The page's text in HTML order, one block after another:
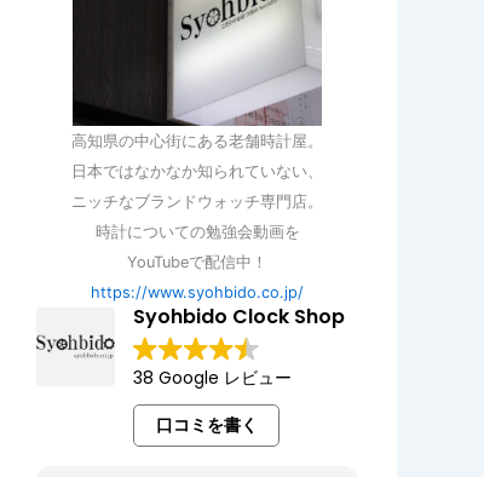
高知県の中心街にある老舗時計屋。
日本ではなかなか知られていない、
ニッチなブランドウォッチ専門店。
時計についての勉強会動画を
YouTubeで配信中！
https://www.syohbido.co.jp/
Syohbido Clock Shop
38 Google レビュー
口コミを書く